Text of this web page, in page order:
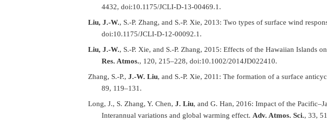
4432, doi:10.1175/JCLI-D-13-00469.1.
Liu, J.-W., S.-P. Zhang, and S.-P. Xie, 2013: Two types of surface wind
doi:10.1175/JCLI-D-12-00092.1.
Liu, J.-W., S.-P. Xie, and S.-P. Zhang, 2015: Effects of the Hawaiian Islands
Res. Atmos., 120, 215–228, doi:10.1002/2014JD022410.
Zhang, S.-P., J.-W. Liu, and S.-P. Xie, 2011: The formation of a surface
89, 119–131.
Long, J., S. Zhang, Y. Chen, J. Liu, and G. Han, 2016: Impact of the
Interannual variations and global warming effect. Adv. Atmos. Sci., 33,